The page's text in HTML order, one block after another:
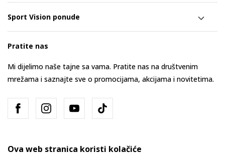
Sport Vision ponude
Pratite nas
Mi dijelimo naše tajne sa vama. Pratite nas na društvenim
mrežama i saznajte sve o promocijama, akcijama i novitetima.
Ova web stranica koristi kolačiće